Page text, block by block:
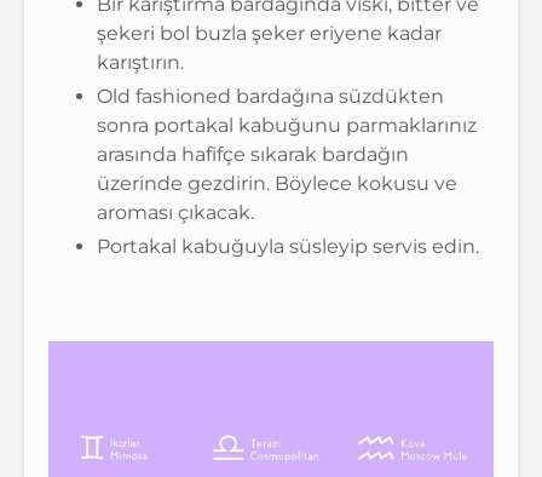
şekeri bol buzla şeker eriyene kadar
karıştırın.
Old fashioned bardağına süzdükten
sonra portakal kabuğunu parmaklarınız
arasında hafifçe sıkarak bardağın
üzerinde gezdirin. Böylece kokusu ve
aroması çıkacak.
Portakal kabuğuyla süsleyip servis edin.